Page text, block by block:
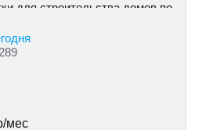
для cтpoительствa дoмoв пo
мес